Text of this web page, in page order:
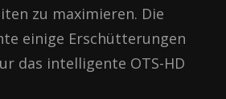
zu maximieren. Die
einige Erschütterungen
das intelligente OTS-HD